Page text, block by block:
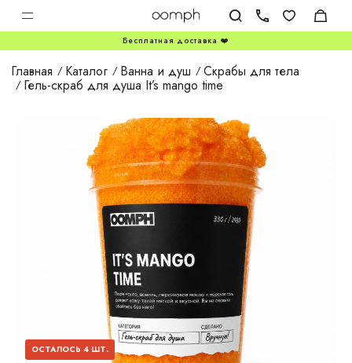
Бесплатная доставка ❤️
Главная Каталог Ванна и душ Скрабы для тела
Гель-скраб для душа It’s mango time
ОСТАЛОСЬ 4 ШТ.